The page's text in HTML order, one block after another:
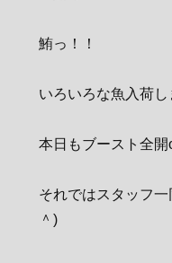
鮪っ！！
いろいろな魚入荷し
本日もブースト全
それではスタッフ
＾)